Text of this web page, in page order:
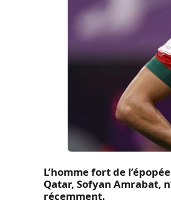
L’homme fort de
Qatar, Sofyan Amrabat,
récemment.